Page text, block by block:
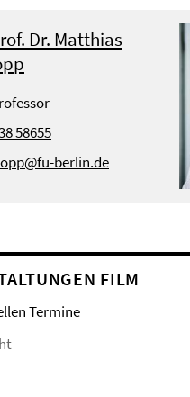
Dr. Matthias
58655
berlin.de
FILM
Termine